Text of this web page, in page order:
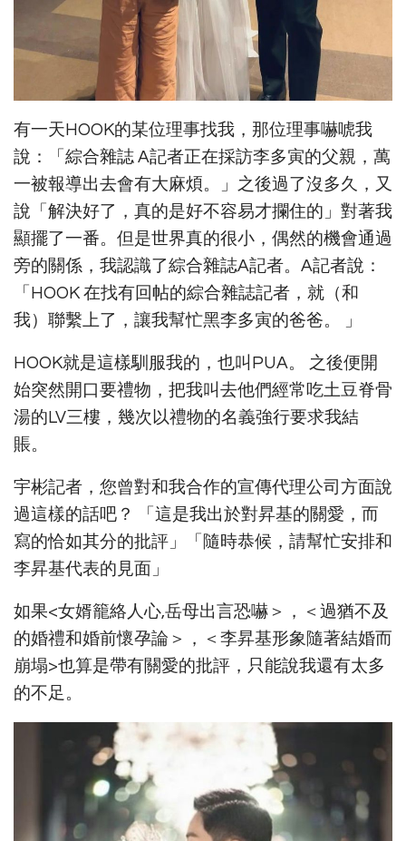
有一天HOOK的某位理事找我，那位理事嚇唬我
說：「綜合雜誌 A記者正在採訪李多寅的父親，萬
一被報導出去會有大麻煩。」之後過了沒多久，又
說「解決好了，真的是好不容易才攔住的」對著我
顯擺了一番。但是世界真的很小，偶然的機會通過
旁的關係，我認識了綜合雜誌A記者。A記者說：
「HOOK 在找有回帖的綜合雜誌記者，就（和
我）聯繫上了，讓我幫忙黑李多寅的爸爸。 」
HOOK就是這樣馴服我的，也叫PUA。 之後便開
始突然開口要禮物，把我叫去他們經常吃土豆脊骨
湯的LV三樓，幾次以禮物的名義強行要求我結
賬。
宇彬記者，您曾對和我合作的宣傳代理公司方面說
過這樣的話吧？ 「這是我出於對昇基的關愛，而
寫的恰如其分的批評」「隨時恭候，請幫忙安排和
李昇基代表的見面」
如果<女婿籠絡人心,岳母出言恐嚇＞，＜過猶不及
的婚禮和婚前懷孕論＞，＜李昇基形象隨著結婚而
崩塌>也算是帶有關愛的批評，只能說我還有太多
的不足。